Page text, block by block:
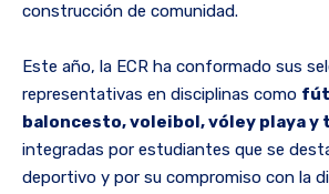
construcción de comunidad.
Este año, la ECR ha conformado sus
representativas en disciplinas como
baloncesto, voleibol, vóley playa y
integradas por estudiantes que se
deportivo y por su compromiso con la